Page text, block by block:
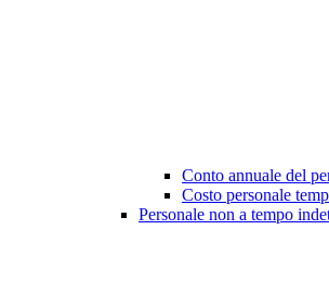
Conto annuale del
Costo personale
Personale non a tempo